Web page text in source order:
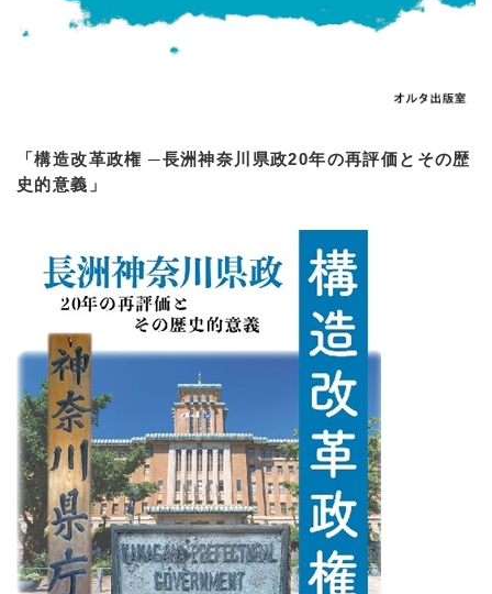
「構造改革政権 ─長洲神奈川県政20年の再評価とその歴
史的意義」